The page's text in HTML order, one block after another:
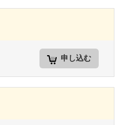
申し込む